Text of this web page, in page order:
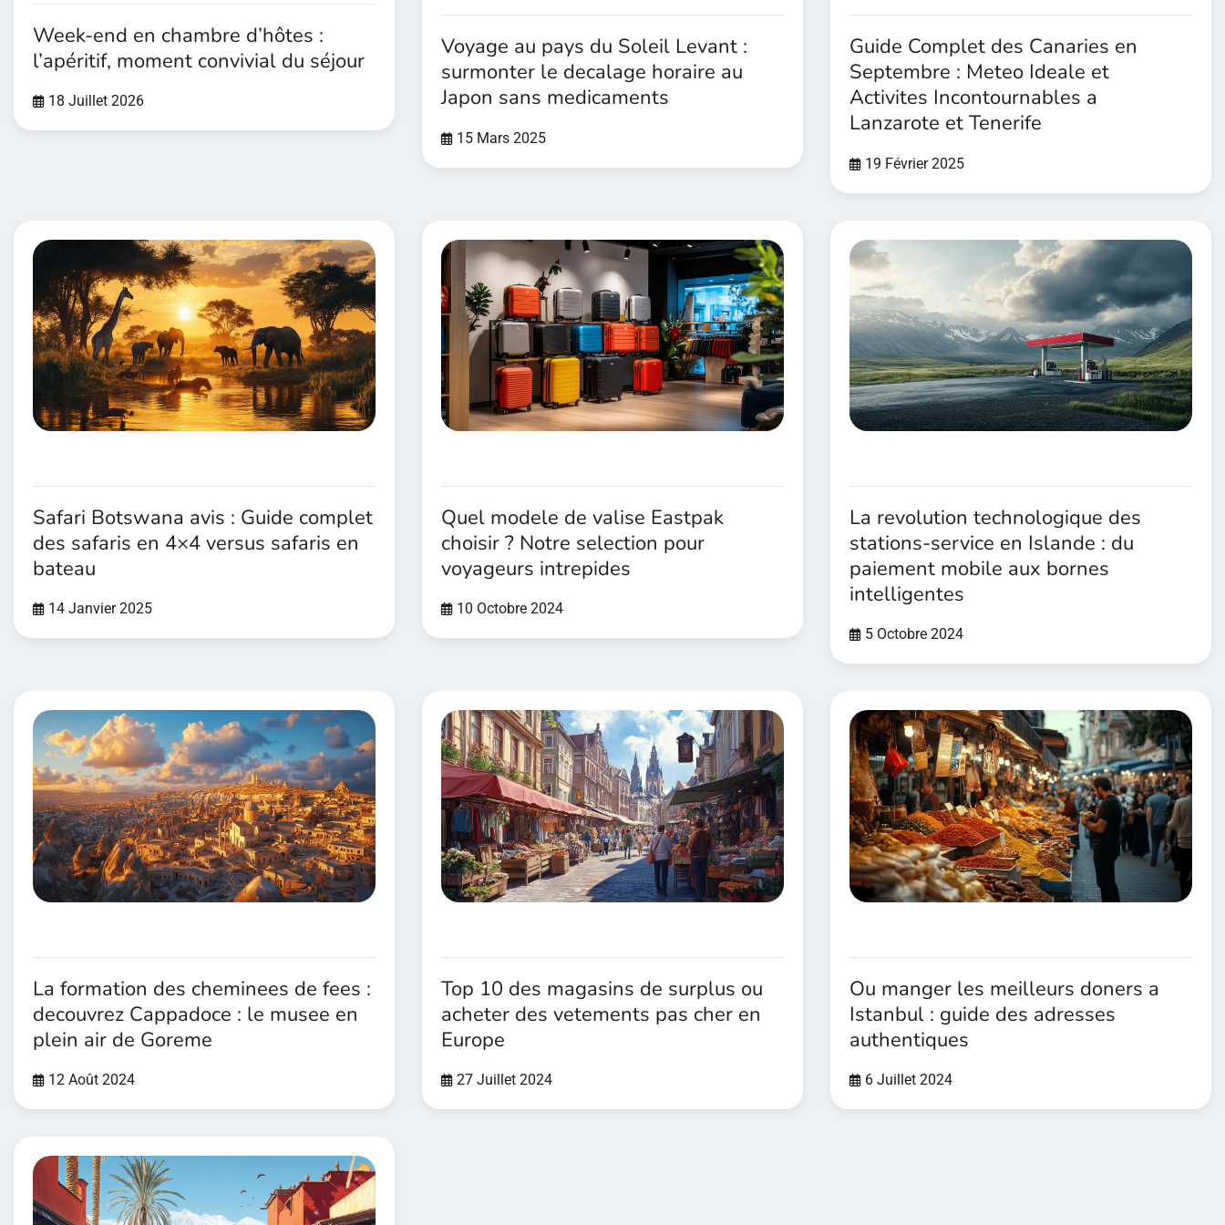
Week-end en chambre d’hôtes :
l’apéritif, moment convivial du séjour
18 Juillet 2026
Voyage au pays du Soleil Levant :
surmonter le decalage horaire au
Japon sans medicaments
15 Mars 2025
Guide Complet des Canaries en
Septembre : Meteo Ideale et
Activites Incontournables a
Lanzarote et Tenerife
19 Février 2025
Safari Botswana avis : Guide complet
des safaris en 4×4 versus safaris en
bateau
14 Janvier 2025
Quel modele de valise Eastpak
choisir ? Notre selection pour
voyageurs intrepides
10 Octobre 2024
La revolution technologique des
stations-service en Islande : du
paiement mobile aux bornes
intelligentes
5 Octobre 2024
La formation des cheminees de fees :
decouvrez Cappadoce : le musee en
plein air de Goreme
12 Août 2024
Top 10 des magasins de surplus ou
acheter des vetements pas cher en
Europe
27 Juillet 2024
Ou manger les meilleurs doners a
Istanbul : guide des adresses
authentiques
6 Juillet 2024